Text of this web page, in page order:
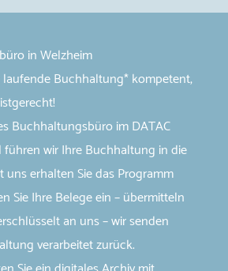
in Welzheim
Buchhaltung* kompetent,
Buchhaltungsbüro im DATAC
führen wir Ihre Buchhaltung in die
uns erhalten Sie das Programm
Sie Ihre Belege ein – übermitteln
an uns – wir senden
verarbeitet zurück.